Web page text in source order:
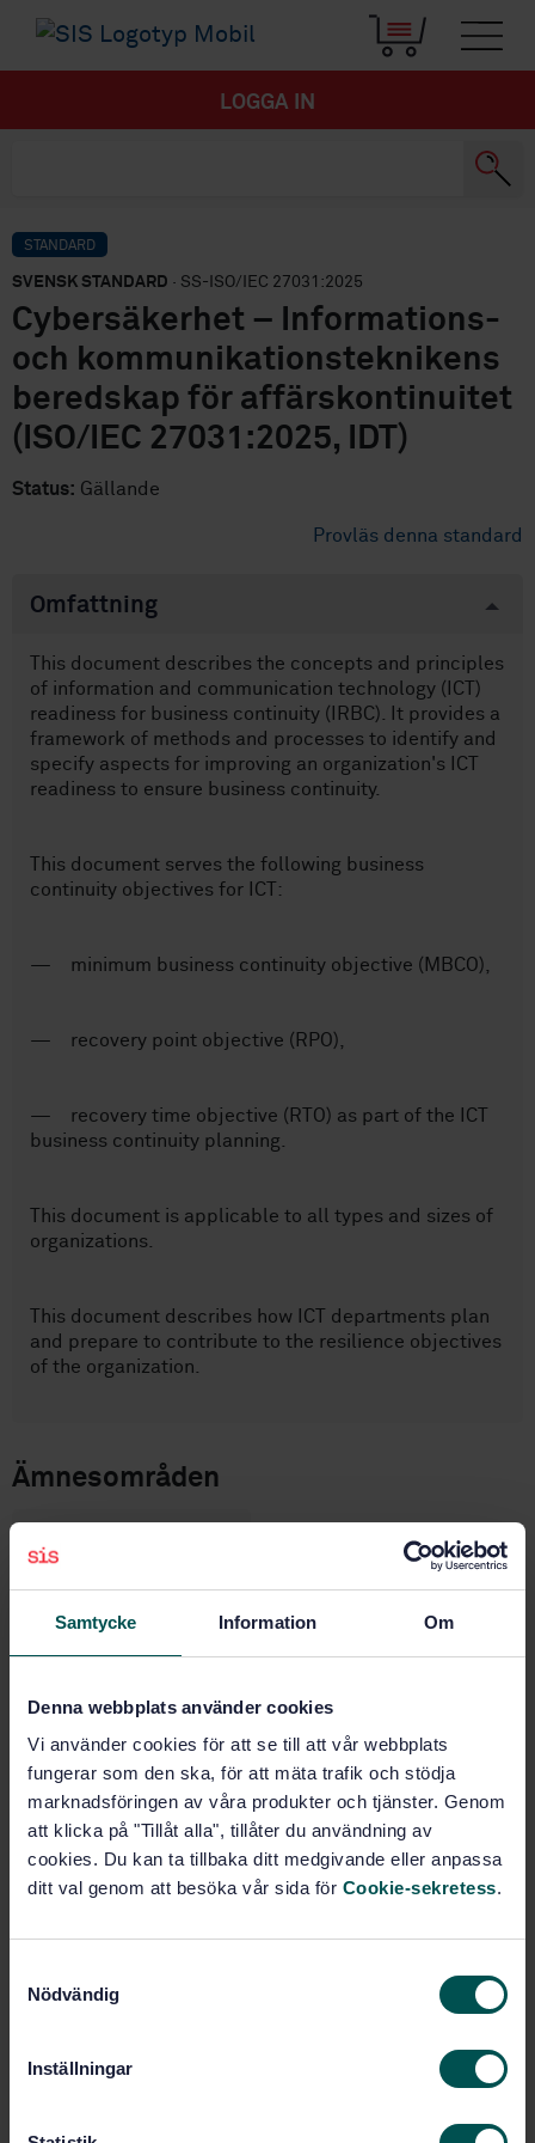
Samtycke Information Om
Denna webbplats använder cookies
Vi använder cookies för att se till att vår webbplats
fungerar som den ska, för att mäta trafik och stödja
marknadsföringen av våra produkter och tjänster. Genom
att klicka på "Tillåt alla", tillåter du användning av
cookies. Du kan ta tillbaka ditt medgivande eller anpassa
ditt val genom att besöka vår sida för Cookie-sekretess.
Nödvändig
Inställningar
LOGGA IN
STANDARD
SVENSK STANDARD · SS-ISO/IEC 27031:2025
Cybersäkerhet – Informations-
och kommunikationsteknikens
beredskap för affärskontinuitet
(ISO/IEC 27031:2025, IDT)
Status: Gällande
Provläs denna standard
Omfattning
This document describes the concepts and principles
of information and communication technology (ICT)
readiness for business continuity (IRBC). It provides a
framework of methods and processes to identify and
specify aspects for improving an organization's ICT
readiness to ensure business continuity.
This document serves the following business
continuity objectives for ICT:
— minimum business continuity objective (MBCO),
— recovery point objective (RPO),
— recovery time objective (RTO) as part of the ICT
business continuity planning.
This document is applicable to all types and sizes of
organizations.
This document describes how ICT departments plan
and prepare to contribute to the resilience objectives
of the organization.
Ämnesområden
Köp denna standard
SVENSK STANDARD
Cybersäkerhet – Informations- och
kommunikationsteknikens beredskap för
affärskontinuitet (ISO/IEC 27031:2025, IDT)
Prenumerera på standarden - Läs mer